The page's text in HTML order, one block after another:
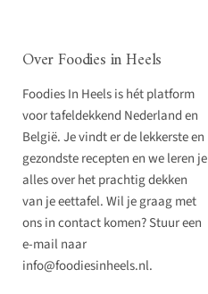
Over Foodies in Heels
Foodies In Heels is hét platform
voor tafeldekkend Nederland en
België. Je vindt er de lekkerste en
gezondste recepten en we leren je
alles over het prachtig dekken
van je eettafel. Wil je graag met
ons in contact komen? Stuur een
e-mail naar
info@foodiesinheels.nl.